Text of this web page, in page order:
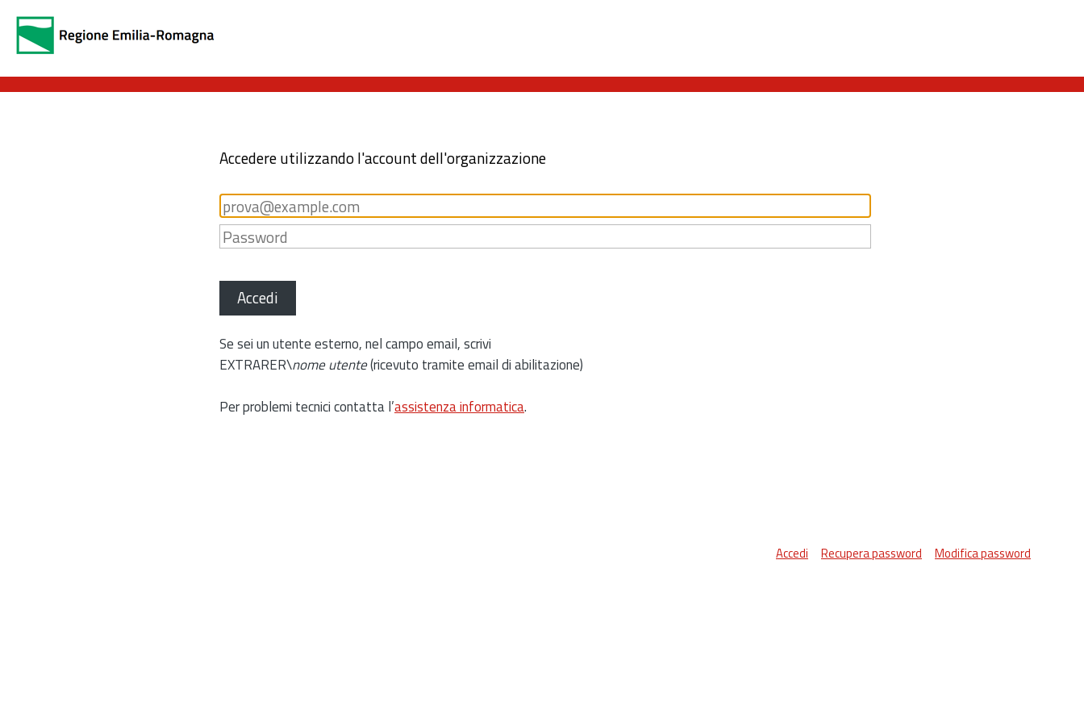
Accedere utilizzando l'account dell'organizzazione
Accedi
Se sei un utente esterno, nel campo email, scrivi
EXTRARER\nome utente(ricevuto tramite email di abilitazione)
Per problemi tecnici contatta l’assistenza informatica.
Accedi Recupera password Modifica password